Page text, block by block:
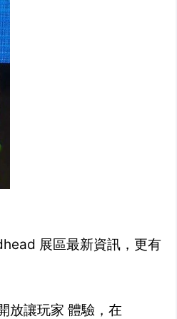
展區最新資訊，更有
放讓玩家 體驗，在